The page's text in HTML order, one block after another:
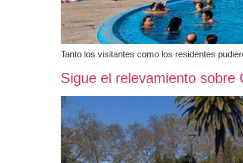
Tanto los visitantes como los residentes
Sigue el relevamiento sobre